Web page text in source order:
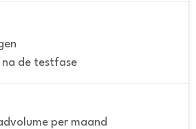
de testfase
per maand